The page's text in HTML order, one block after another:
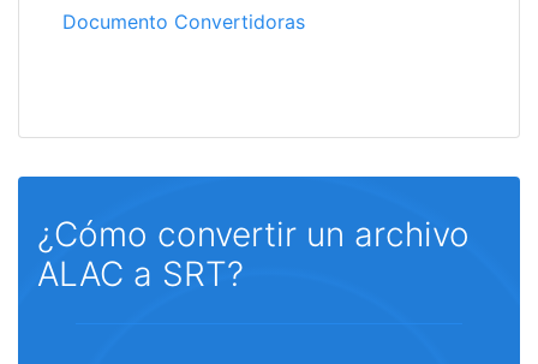
Documento Convertidoras
¿Cómo convertir un archivo
ALAC a SRT?